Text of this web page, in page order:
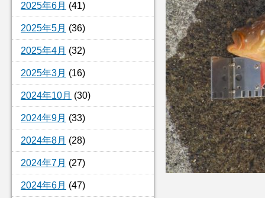
2025年6月 (41)
2025年5月 (36)
2025年4月 (32)
2025年3月 (16)
2024年10月 (30)
2024年9月 (33)
2024年8月 (28)
2024年7月 (27)
2024年6月 (47)